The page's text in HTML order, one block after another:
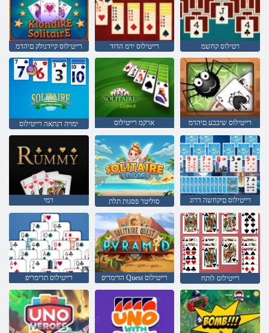
רייטילוס קיידנולק םיהדמ רייטילוס ירמ הדוד רטילוס קחשמ
ימויה רגתאה רייטילוס ארקמ רייטילוס רייטילוס שיבכע םיהדמ
רמי סוליטר פסגות תלת רייטילוס םיקחשה דרוג
רייטילוס תדימריפ הדימריפ Quest רייטילוס רייטילוס לותח